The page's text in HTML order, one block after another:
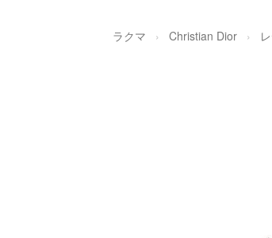
ラクマ Christian Dior